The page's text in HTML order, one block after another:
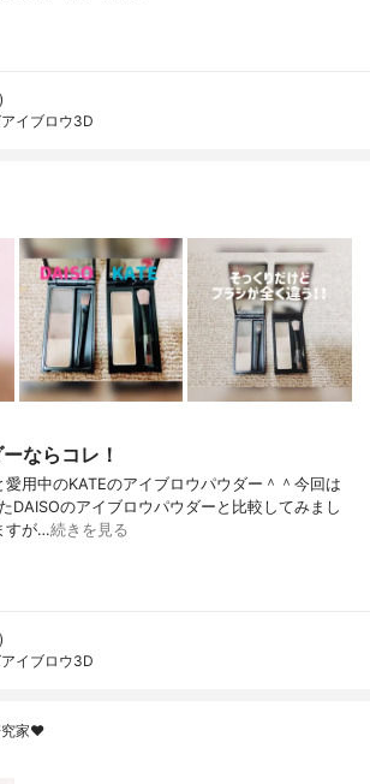
イブロウ3D
ならコレ！
用中のKATEのアイブロウパウダー＾＾今回は
DAISOのアイブロウパウダーと比較してみまし
すが…続きを見る
イブロウ3D
究家❤️